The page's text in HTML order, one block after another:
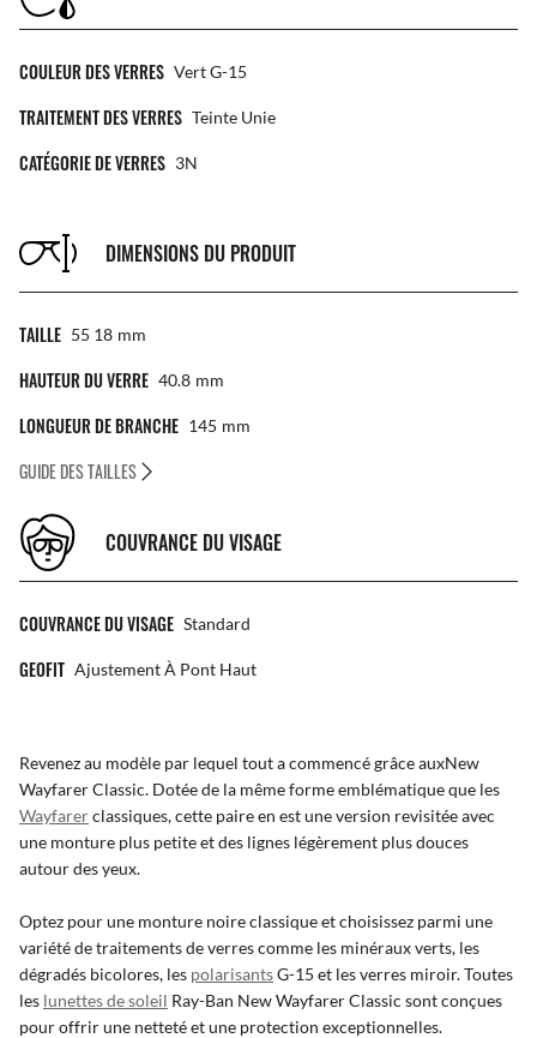
COULEUR DES VERRES Vert G-15
TRAITEMENT DES VERRES Teinte Unie
CATÉGORIE DE VERRES 3N
DIMENSIONS DU PRODUIT
TAILLE 55 18 Mm
HAUTEUR DU VERRE 40.8 Mm
LONGUEUR DE BRANCHE 145 Mm
GUIDE DES TAILLES
COUVRANCE DU VISAGE
COUVRANCE DU VISAGE Standard
GEOFIT Ajustement À Pont Haut
Revenez au modèle par lequel tout a commencé grâce auxNew
Wayfarer Classic. Dotée de la même forme emblématique que les
Wayfarerclassiques, cette paire en est une version revisitée avec
une monture plus petite et des lignes légèrement plus douces
autour des yeux.
Optez pour une monture noire classique et choisissez parmi une
variété de traitements de verres comme les minéraux verts, les
dégradés bicolores, les polarisantsG-15 et les verres miroir. Toutes
les lunettes de soleil Ray-Ban New Wayfarer Classic sont conçues
pour offrir une netteté et une protection exceptionnelles.